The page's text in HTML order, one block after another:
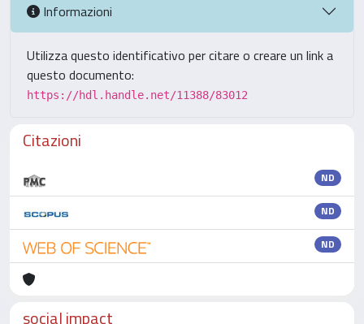
Informazioni
Utilizza questo identificativo per citare o creare un link a
questo documento:
https://hdl.handle.net/11388/83012
Citazioni
ND
ND
ND
social impact